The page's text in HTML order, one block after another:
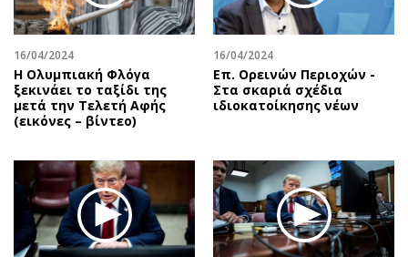
Αγορές
Money Review
AstroBank Properties
Trends
Ενέργεια
Περιβάλλον
Ελλάδα
Κόσμος
Παράξενα
Αναδρομές
Πρόσωπα
Περιβάλλον
Good Life
Γυναίκα
Ταξίδια
Συνταγές
Έξοδος
Media
16/04/2024
Η Ολυμπιακή Φλόγα
ξεκινάει το ταξίδι της
μετά την Τελετή Αφής
(εικόνες – βίντεο)
16/04/2024
Επ. Ορεινών Περιοχών -
Στα σκαριά σχέδια
ιδιοκατοίκησης νέων